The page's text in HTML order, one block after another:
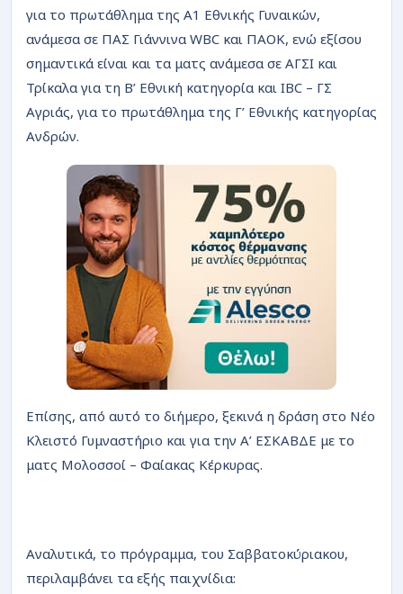
για το πρωτάθλημα της Α1 Εθνικής Γυναικών,
ανάμεσα σε ΠΑΣ Γιάννινα WBC και ΠΑΟΚ, ενώ εξίσου
σημαντικά είναι και τα ματς ανάμεσα σε ΑΓΣΙ και
Τρίκαλα για τη Β’ Εθνική κατηγορία και IBC – ΓΣ
Αγριάς, για το πρωτάθλημα της Γ’ Εθνικής κατηγορίας
Ανδρών.
Επίσης, από αυτό το διήμερο, ξεκινά η δράση στο Νέο
Κλειστό Γυμναστήριο και για την Α’ ΕΣΚΑΒΔΕ με το
ματς Μολοσσοί – Φαίακας Κέρκυρας.
Αναλυτικά, το πρόγραμμα, του Σαββατοκύριακου,
περιλαμβάνει τα εξής παιχνίδια: